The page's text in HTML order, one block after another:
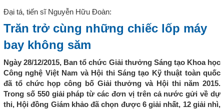
Đại tá, tiến sĩ Nguyễn Hữu Đoàn:
Trăn trở cùng những chiếc lốp máy
bay không săm
Ngày 28/12/2015, Ban tổ chức Giải thưởng Sáng tạo Khoa học
Công nghệ Việt Nam và Hội thi Sáng tạo Kỹ thuật toàn quốc
đã tổ chức họp công bố Giải thưởng và Hội thi năm 2015.
Trong số 550 giải pháp từ các đơn vị trên cả nước gửi về dự
thi, Hội đồng Giám khảo đã chọn được 6 giải nhất, 12 giải nhì,